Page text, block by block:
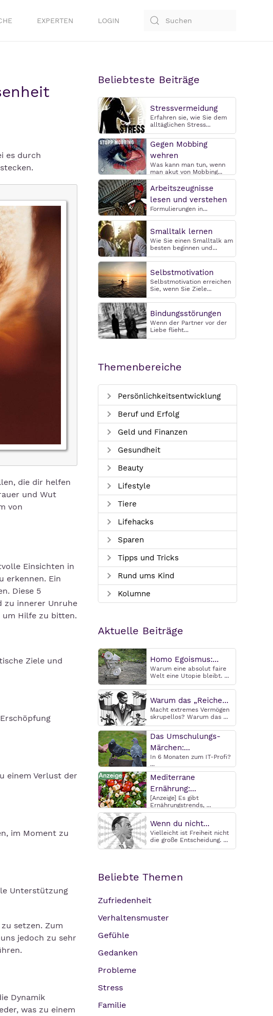
EXPERTEN LOGIN
es durch
die dir helfen
und Wut
von
Einsichten in
erkennen. Ein
Diese 5
zu innerer Unruhe
um Hilfe zu bitten.
Ziele und
einem Verlust der
im Moment zu
Unterstützung
setzen. Zum
jedoch zu sehr
Dynamik
was zu einem
Beliebteste Beiträge
Stressvermeidung
Erfahren sie, wie Sie dem
alltäglichen Stress...
Gegen Mobbing
wehren
Was kann man tun, wenn
man akut von Mobbing...
Arbeitszeugnisse
lesen und verstehen
Formulierungen in...
Smalltalk lernen
Wie Sie einen Smalltalk am
besten beginnen und...
Selbstmotivation
Selbstmotivation erreichen
Sie, wenn Sie Ziele...
Bindungsstörungen
Wenn der Partner vor der
Liebe flieht...
Themenbereiche
Persönlichkeitsentwicklung
Beruf und Erfolg
Geld und Finanzen
Gesundheit
Beauty
Lifestyle
Tiere
Lifehacks
Sparen
Tipps und Tricks
Rund ums Kind
Kolumne
Aktuelle Beiträge
Homo Egoismus:...
Warum eine absolut faire
Welt eine Utopie bleibt. ...
Warum das „Reiche...
Macht extremes Vermögen
skrupellos? Warum das ...
Das Umschulungs-
Märchen:...
In 6 Monaten zum IT-Profi?
...
Mediterrane
Ernährung:...
[Anzeige] Es gibt
Ernährungstrends, ...
Wenn du nicht...
Vielleicht ist Freiheit nicht
die große Entscheidung. ...
Beliebte Themen
Zufriedenheit
Verhaltensmuster
Gefühle
Gedanken
Probleme
Stress
Familie